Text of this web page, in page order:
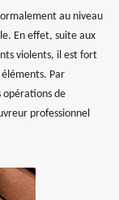
au niveau
En effet, suite aux
violents, il est fort
Par
de
professionnel